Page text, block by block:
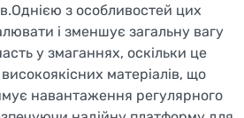
з особливостей цих
і зменшує загальну вагу
у змаганнях, оскільки це
матеріалів, що
навантаження регулярного